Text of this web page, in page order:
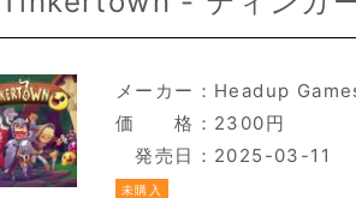
メーカー： Headup
価 格：2300円
発売日：2025-03-11
未購入